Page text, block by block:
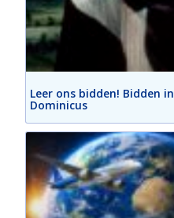
Leer ons bidden! Bidden
Dominicus